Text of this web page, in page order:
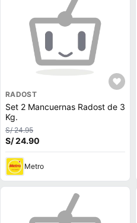
RADOST
Set 2 Mancuernas Radost de 3
Kg.
S/ 24.95
S/ 24.90
Metro